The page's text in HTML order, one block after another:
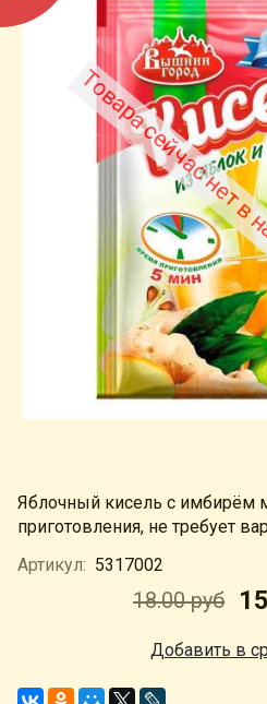
Товара сейчас
Яблочный кисель с имбирём
приготовления, не требует
Артикул: 5317002
18.00 руб
Добавить в